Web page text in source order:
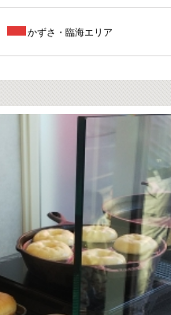
かずさ・臨海エリア